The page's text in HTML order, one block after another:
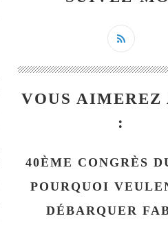
VOUS AIMEREZ
:
40ÈME CONGRÈS
POURQUOI
DÉBARQUER